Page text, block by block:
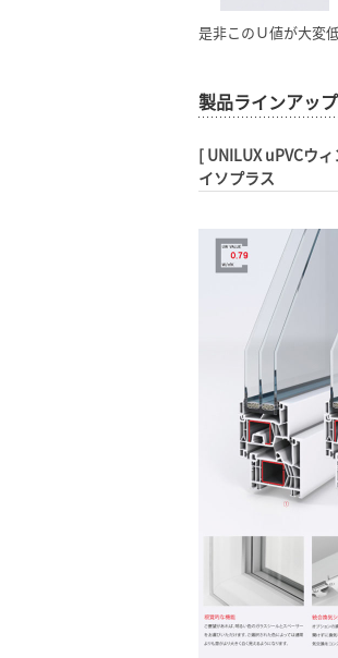
是非このＵ値が大変
製品ラインアップ
[ UNILUX uPVCウ
イソプラス